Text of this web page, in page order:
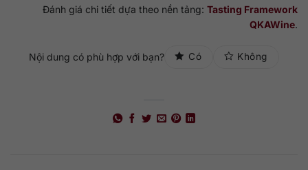
Đánh giá chi tiết dựa theo nền tảng: Tasting Framework
QKAWine.
Nội dung có phù hợp với bạn? Có Không